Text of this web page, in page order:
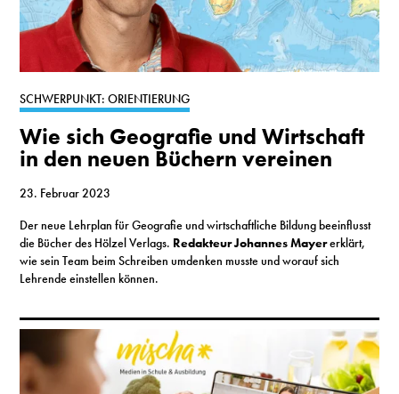
SCHWERPUNKT: ORIENTIERUNG
Wie sich Geografie und Wirtschaft
in den neuen Büchern vereinen
23. Februar 2023
Der neue Lehrplan für Geografie und wirtschaftliche Bildung beeinflusst
die Bücher des Hölzel Verlags. Redakteur Johannes Mayererklärt,
wie sein Team beim Schreiben umdenken musste und worauf sich
Lehrende einstellen können.